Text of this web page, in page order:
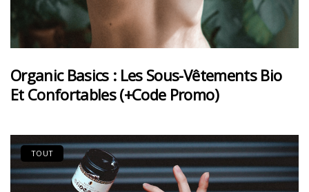
Organic Basics : Les Sous-Vêtements Bio
Et Confortables (+code Promo)
TOUT